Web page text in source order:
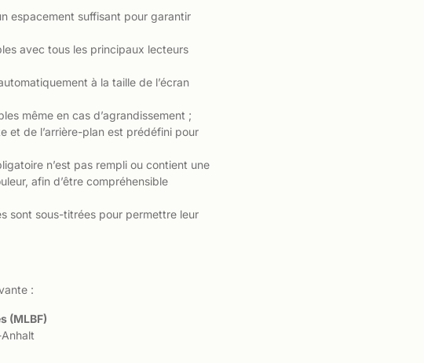
espacement suffisant pour garantir
avec tous les principaux lecteurs
à la taille de l’écran
même en cas d’agrandissement ;
et de l’arrière-plan est prédéfini pour
n’est pas rempli ou contient une
afin d’être compréhensible
sont sous-titrées pour permettre leur
:
(MLBF)